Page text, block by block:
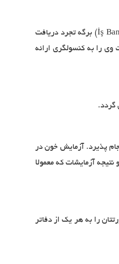
(İş برگه تجرد دریافت
وی را به کنسولگری ارائه
.
پذیرد. آزمایش خون در
آزمایشات که معمولا
را به هر یک از دفاتر